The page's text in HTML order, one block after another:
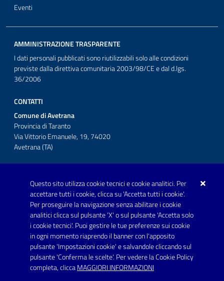
Questo sito utilizza cookie tecnici e cookie analitici. Per
accettare tutti i cookie, clicca su 'Accetta tutti i cookie'.
Per proseguire la navigazione senza abilitare i cookie
analitici clicca sul pulsante 'X' o sul pulsante 'Accetta solo
i cookie tecnici'. Puoi gestire le tue preferenze sui cookie
in ogni momento riaprendo il banner con l'apposito
pulsante 'Impostazioni cookie' e salvandole cliccando sul
pulsante 'Conferma le scelte'. Per vedere la Cookie Policy
completa, cliccaMAGGIORI INFORMAZIONI
Eventi
AMMINISTRAZIONE TRASPARENTE
I dati personali pubblicati sono riutilizzabili solo alle condizioni
previste dalla direttiva comunitaria 2003/98/CE e dal d.lgs.
36/2006
CONTATTI
Comune di Avetrana
Provincia di Taranto
Via Vittorio Emanuele, 19, 74020
Avetrana (TA)
Telefono: 0999707766
Fax: 0999704336
Posta Elettronica Certificata:
prot.comune.avetrana@pec.rupar.puglia.it
Link utili
Informativa privacy